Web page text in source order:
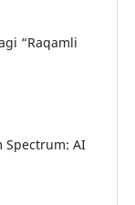
“Raqamli
Spectrum: AI